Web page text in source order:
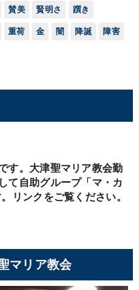
賛美 賢明さ 躓き
重荷 金 闇 降誕 障害
す。大津聖マリア教会勤
て自助グループ「マ・カ
リンクをご覧ください。
マリア教会